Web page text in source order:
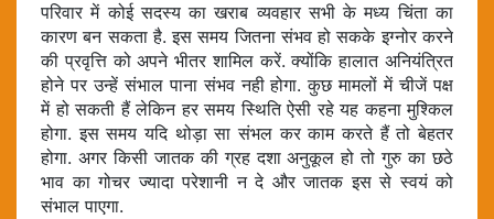
परिवार में कोई सदस्य का खराब व्यवहार सभी के मध्य चिंता का
कारण बन सकता है. इस समय जितना संभव हो सकके इग्नोर करने
की प्रवृत्ति को अपने भीतर शामिल करें. क्योंकि हालात अनियंत्रित
होने पर उन्हें संभाल पाना संभव नही होगा. कुछ मामलों में चीजें पक्ष
में हो सकती हैं लेकिन हर समय स्थिति ऐसी रहे यह कहना मुश्किल
होगा. इस समय यदि थोड़ा सा संभल कर काम करते हैं तो बेहतर
होगा. अगर किसी जातक की ग्रह दशा अनुकूल हो तो गुरु का छठे
भाव का गोचर ज्यादा परेशानी न दे और जातक इस से स्वयं को
संभाल पाएगा.